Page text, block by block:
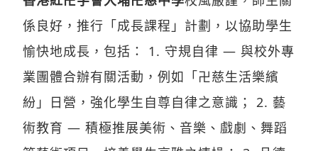
係良好，推行「成長課程」計劃，以協助學生
愉快地成長，包括： 1. 守規自律 — 與校外專
業團體合辦有關活動，例如「卍慈生活樂繽
紛」日營，強化學生自尊自律之意識； 2. 藝
術教育 — 積極推展美術、音樂、戲劇、舞蹈